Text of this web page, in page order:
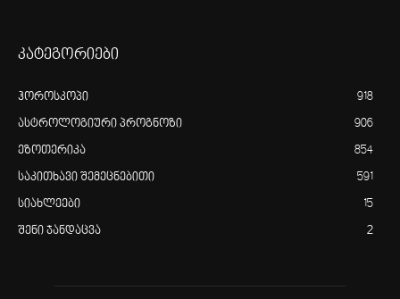
კატეგორიები
ჰოროსკოპი 918
ასტროლოგიური პროგნოზი 906
ეზოთერიკა 854
საკითხავი შემეცნებითი 591
სიახლეები 15
შენი ჯანდაცვა 2